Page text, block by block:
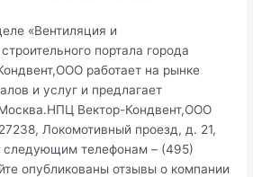
«Вентиляция и
портала города
работает на рынке
и услуг и предлагает
Вектор-Кондвент,ООО
Локомотивный проезд, д. 21,
следующим телефонам – (495)
опубликованы отзывы о компании